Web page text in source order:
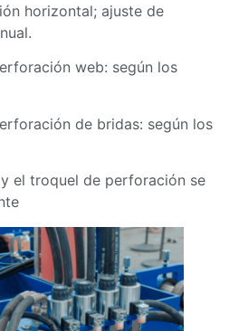
horizontal; ajuste de
web: según los
de bridas: según los
el troquel de perforación se